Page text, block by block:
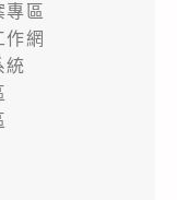
專區
作網
統